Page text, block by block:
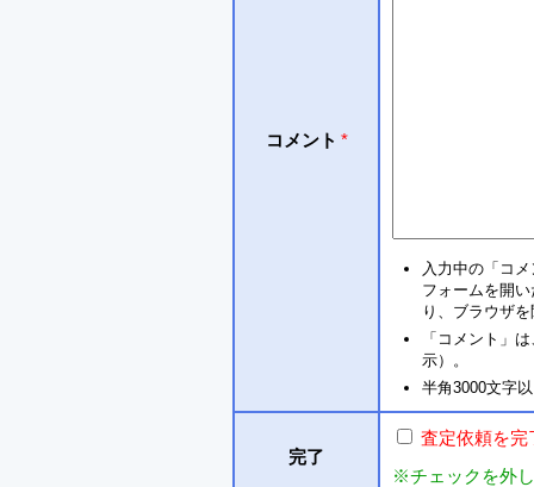
コメント *
入力中の「コ
フォームを開
り、ブラウザ
「コメント」
示）。
半角3000文字
完了
査定依頼を完
※チェックを外